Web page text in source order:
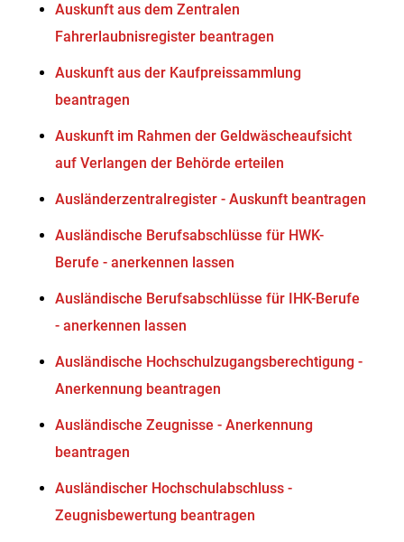
Auskunft aus dem Zentralen
Fahrerlaubnisregister beantragen
Auskunft aus der Kaufpreissammlung
beantragen
Auskunft im Rahmen der Geldwäscheaufsicht
auf Verlangen der Behörde erteilen
Ausländerzentralregister - Auskunft beantragen
Ausländische Berufsabschlüsse für HWK-
Berufe - anerkennen lassen
Ausländische Berufsabschlüsse für IHK-Berufe
- anerkennen lassen
Ausländische Hochschulzugangsberechtigung -
Anerkennung beantragen
Ausländische Zeugnisse - Anerkennung
beantragen
Ausländischer Hochschulabschluss -
Zeugnisbewertung beantragen